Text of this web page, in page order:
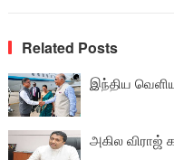
Related Posts
இந்திய
அகில விராஜ்